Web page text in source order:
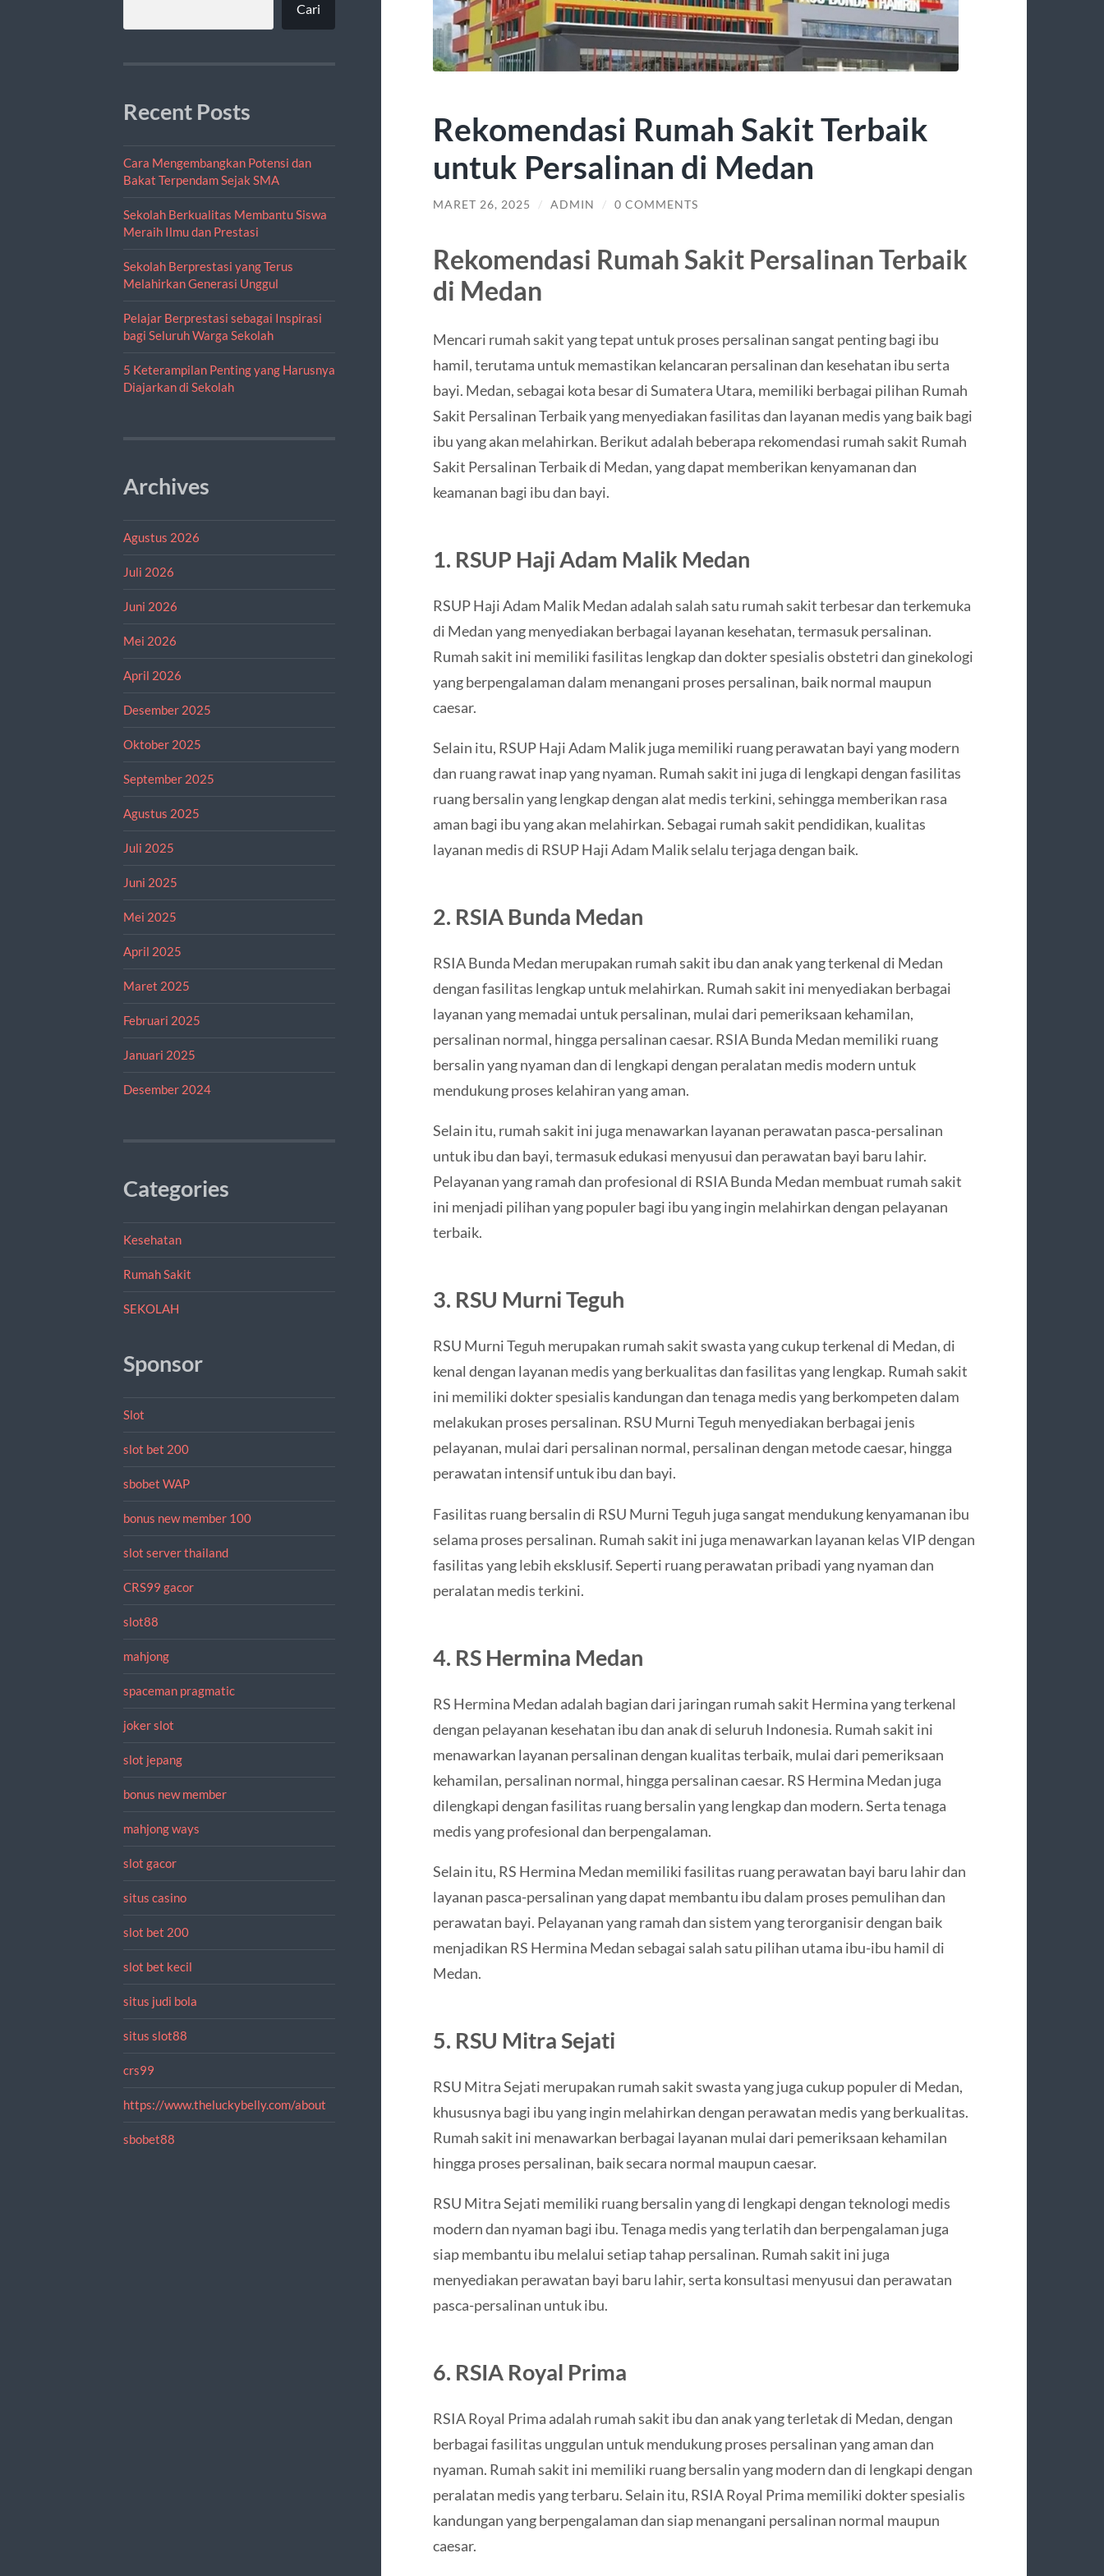
Cari
Recent Posts
Cara Mengembangkan Potensi dan
Bakat Terpendam Sejak SMA
Sekolah Berkualitas Membantu Siswa
Meraih Ilmu dan Prestasi
Sekolah Berprestasi yang Terus
Melahirkan Generasi Unggul
Pelajar Berprestasi sebagai Inspirasi
bagi Seluruh Warga Sekolah
5 Keterampilan Penting yang Harusnya
Diajarkan di Sekolah
Archives
Agustus 2026
Juli 2026
Juni 2026
Mei 2026
April 2026
Desember 2025
Oktober 2025
September 2025
Agustus 2025
Juli 2025
Juni 2025
Mei 2025
April 2025
Maret 2025
Februari 2025
Januari 2025
Desember 2024
Categories
Kesehatan
Rumah Sakit
SEKOLAH
Sponsor
Slot
slot bet 200
sbobet WAP
bonus new member 100
slot server thailand
CRS99 gacor
slot88
mahjong
spaceman pragmatic
joker slot
slot jepang
bonus new member
mahjong ways
slot gacor
situs casino
slot bet 200
slot bet kecil
situs judi bola
situs slot88
crs99
https://www.theluckybelly.com/about
sbobet88
Rekomendasi Rumah Sakit Terbaik
untuk Persalinan di Medan
MARET 26, 2025 / ADMIN / 0 COMMENTS
Rekomendasi Rumah Sakit Persalinan Terbaik
di Medan
Mencari rumah sakit yang tepat untuk proses persalinan sangat penting bagi ibu
hamil, terutama untuk memastikan kelancaran persalinan dan kesehatan ibu serta
bayi. Medan, sebagai kota besar di Sumatera Utara, memiliki berbagai pilihan Rumah
Sakit Persalinan Terbaik yang menyediakan fasilitas dan layanan medis yang baik bagi
ibu yang akan melahirkan. Berikut adalah beberapa rekomendasi rumah sakit Rumah
Sakit Persalinan Terbaik di Medan, yang dapat memberikan kenyamanan dan
keamanan bagi ibu dan bayi.
1. RSUP Haji Adam Malik Medan
RSUP Haji Adam Malik Medan adalah salah satu rumah sakit terbesar dan terkemuka
di Medan yang menyediakan berbagai layanan kesehatan, termasuk persalinan.
Rumah sakit ini memiliki fasilitas lengkap dan dokter spesialis obstetri dan ginekologi
yang berpengalaman dalam menangani proses persalinan, baik normal maupun
caesar.
Selain itu, RSUP Haji Adam Malik juga memiliki ruang perawatan bayi yang modern
dan ruang rawat inap yang nyaman. Rumah sakit ini juga di lengkapi dengan fasilitas
ruang bersalin yang lengkap dengan alat medis terkini, sehingga memberikan rasa
aman bagi ibu yang akan melahirkan. Sebagai rumah sakit pendidikan, kualitas
layanan medis di RSUP Haji Adam Malik selalu terjaga dengan baik.
2. RSIA Bunda Medan
RSIA Bunda Medan merupakan rumah sakit ibu dan anak yang terkenal di Medan
dengan fasilitas lengkap untuk melahirkan. Rumah sakit ini menyediakan berbagai
layanan yang memadai untuk persalinan, mulai dari pemeriksaan kehamilan,
persalinan normal, hingga persalinan caesar. RSIA Bunda Medan memiliki ruang
bersalin yang nyaman dan di lengkapi dengan peralatan medis modern untuk
mendukung proses kelahiran yang aman.
Selain itu, rumah sakit ini juga menawarkan layanan perawatan pasca-persalinan
untuk ibu dan bayi, termasuk edukasi menyusui dan perawatan bayi baru lahir.
Pelayanan yang ramah dan profesional di RSIA Bunda Medan membuat rumah sakit
ini menjadi pilihan yang populer bagi ibu yang ingin melahirkan dengan pelayanan
terbaik.
3. RSU Murni Teguh
RSU Murni Teguh merupakan rumah sakit swasta yang cukup terkenal di Medan, di
kenal dengan layanan medis yang berkualitas dan fasilitas yang lengkap. Rumah sakit
ini memiliki dokter spesialis kandungan dan tenaga medis yang berkompeten dalam
melakukan proses persalinan. RSU Murni Teguh menyediakan berbagai jenis
pelayanan, mulai dari persalinan normal, persalinan dengan metode caesar, hingga
perawatan intensif untuk ibu dan bayi.
Fasilitas ruang bersalin di RSU Murni Teguh juga sangat mendukung kenyamanan ibu
selama proses persalinan. Rumah sakit ini juga menawarkan layanan kelas VIP dengan
fasilitas yang lebih eksklusif. Seperti ruang perawatan pribadi yang nyaman dan
peralatan medis terkini.
4. RS Hermina Medan
RS Hermina Medan adalah bagian dari jaringan rumah sakit Hermina yang terkenal
dengan pelayanan kesehatan ibu dan anak di seluruh Indonesia. Rumah sakit ini
menawarkan layanan persalinan dengan kualitas terbaik, mulai dari pemeriksaan
kehamilan, persalinan normal, hingga persalinan caesar. RS Hermina Medan juga
dilengkapi dengan fasilitas ruang bersalin yang lengkap dan modern. Serta tenaga
medis yang profesional dan berpengalaman.
Selain itu, RS Hermina Medan memiliki fasilitas ruang perawatan bayi baru lahir dan
layanan pasca-persalinan yang dapat membantu ibu dalam proses pemulihan dan
perawatan bayi. Pelayanan yang ramah dan sistem yang terorganisir dengan baik
menjadikan RS Hermina Medan sebagai salah satu pilihan utama ibu-ibu hamil di
Medan.
5. RSU Mitra Sejati
RSU Mitra Sejati merupakan rumah sakit swasta yang juga cukup populer di Medan,
khususnya bagi ibu yang ingin melahirkan dengan perawatan medis yang berkualitas.
Rumah sakit ini menawarkan berbagai layanan mulai dari pemeriksaan kehamilan
hingga proses persalinan, baik secara normal maupun caesar.
RSU Mitra Sejati memiliki ruang bersalin yang di lengkapi dengan teknologi medis
modern dan nyaman bagi ibu. Tenaga medis yang terlatih dan berpengalaman juga
siap membantu ibu melalui setiap tahap persalinan. Rumah sakit ini juga
menyediakan perawatan bayi baru lahir, serta konsultasi menyusui dan perawatan
pasca-persalinan untuk ibu.
6. RSIA Royal Prima
RSIA Royal Prima adalah rumah sakit ibu dan anak yang terletak di Medan, dengan
berbagai fasilitas unggulan untuk mendukung proses persalinan yang aman dan
nyaman. Rumah sakit ini memiliki ruang bersalin yang modern dan di lengkapi dengan
peralatan medis yang terbaru. Selain itu, RSIA Royal Prima memiliki dokter spesialis
kandungan yang berpengalaman dan siap menangani persalinan normal maupun
caesar.